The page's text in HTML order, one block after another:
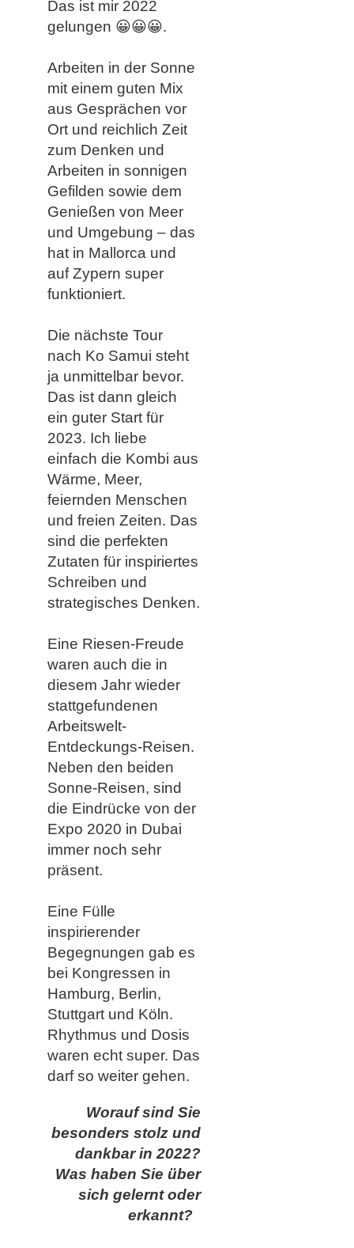
Das ist mir 2022
gelungen 😀😀😀.
Arbeiten in der Sonne
mit einem guten Mix
aus Gesprächen vor
Ort und reichlich Zeit
zum Denken und
Arbeiten in sonnigen
Gefilden sowie dem
Genießen von Meer
und Umgebung – das
hat in Mallorca und
auf Zypern super
funktioniert.
Die nächste Tour
nach Ko Samui steht
ja unmittelbar bevor.
Das ist dann gleich
ein guter Start für
2023. Ich liebe
einfach die Kombi aus
Wärme, Meer,
feiernden Menschen
und freien Zeiten. Das
sind die perfekten
Zutaten für inspiriertes
Schreiben und
strategisches Denken.
Eine Riesen-Freude
waren auch die in
diesem Jahr wieder
stattgefundenen
Arbeitswelt-
Entdeckungs-Reisen.
Neben den beiden
Sonne-Reisen, sind
die Eindrücke von der
Expo 2020 in Dubai
immer noch sehr
präsent.
Eine Fülle
inspirierender
Begegnungen gab es
bei Kongressen in
Hamburg, Berlin,
Stuttgart und Köln.
Rhythmus und Dosis
waren echt super. Das
darf so weiter gehen.
Worauf sind Sie
besonders stolz und
dankbar in 2022?
Was haben Sie über
sich gelernt oder
erkannt?